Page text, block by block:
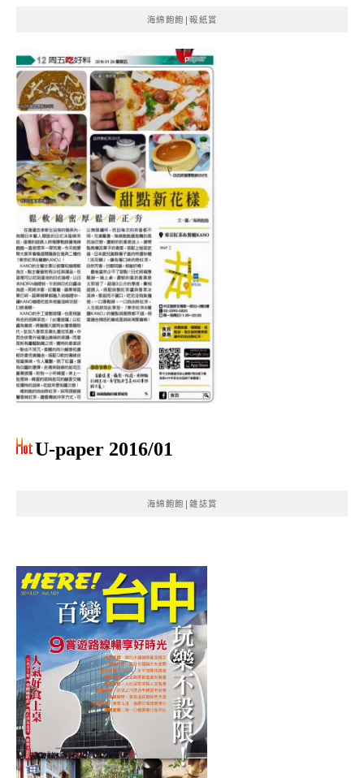
海綿飽飽|報紙賞
U-paper 2016/01
海綿飽飽|雜誌賞